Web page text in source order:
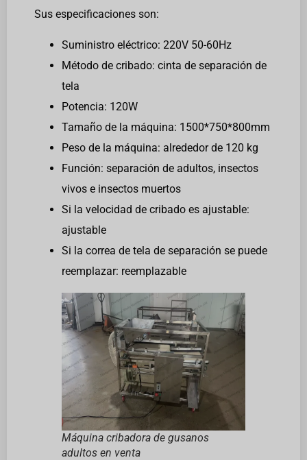
Sus especificaciones son:
Suministro eléctrico: 220V 50-60Hz
Método de cribado: cinta de separación de
tela
Potencia: 120W
Tamaño de la máquina: 1500*750*800mm
Peso de la máquina: alrededor de 120 kg
Función: separación de adultos, insectos
vivos e insectos muertos
Si la velocidad de cribado es ajustable:
ajustable
Si la correa de tela de separación se puede
reemplazar: reemplazable
Máquina cribadora de gusanos
adultos en venta